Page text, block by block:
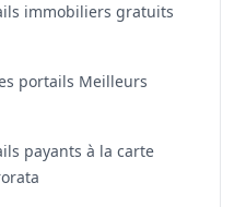
immobiliers gratuits
portails Meilleurs
payants à la carte